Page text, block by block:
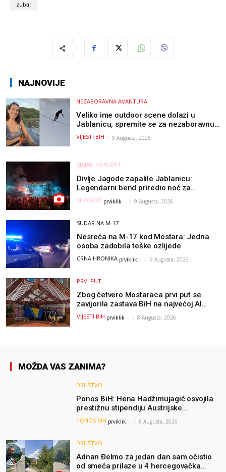
zubar
NAJNOVIJE
NEZABORAVNA AVANTURA
Veliko ime outdoor scene dolazi u
Jablanicu, spremite se za nezaboravnu
avanturu (VIDEO) !
VIJESTI BIH 9 Augusta, 2026
SJAJAN KONCERT
Divlje Jagode zapalile Jablanicu:
Legendarni bend priredio noć za
pamćenje
SHOWBIZ prviklik - 9 Augusta, 2026
SUDAR NA M-17
Nesreća na M-17 kod Mostara: Jedna
osoba zadobila teške ozlijede
CRNA HRONIKA prviklik - 9 Augusta, 2026
PRVI PUT
Zbog četvero Mostaraca prvi put se
zavijorila zastava BiH na najvećoj AI
olimpijadi, a sada je njihov mentor
postao član komiteta Međunarodne
VIJESTI BIH prviklik - 8 Augusta, 2026
MOŽDA VAS ZANIMA?
DRUŠTVO
Ponos BiH: Hena Hadžimujagić osvojila
prestižnu stipendiju Austrijske
akademije nauka, njeno istraživanje
moglo bi pomoći djeci širom svijeta
PONOS BIH prviklik - 8 Augusta, 2026
DRUŠTVO
Adnan Đelmo za jedan dan sam očistio
od smeća prilaze u 4 hercegovačka